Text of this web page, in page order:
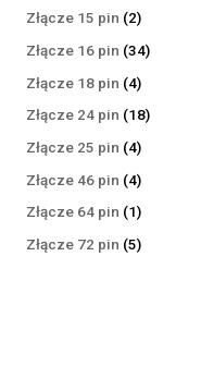
produktów
Złącze 15 pin 22
produkty
Złącze 16 pin 3434
Złącze 18 pin 44
produkty
Złącze 24 pin 1818
Złącze 25 pin 44
produkty
Złącze 46 pin 44
produkty
Złącze 64 pin 11
produkt
Złącze 72 pin 55